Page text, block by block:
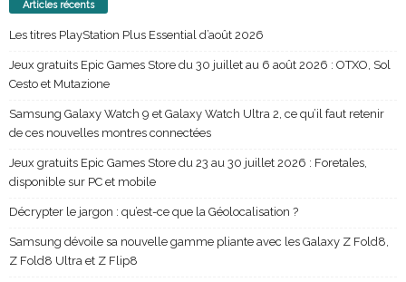
Articles récents
Les titres PlayStation Plus Essential d’août 2026
Jeux gratuits Epic Games Store du 30 juillet au 6 août 2026 : OTXO, Sol
Cesto et Mutazione
Samsung Galaxy Watch 9 et Galaxy Watch Ultra 2, ce qu’il faut retenir
de ces nouvelles montres connectées
Jeux gratuits Epic Games Store du 23 au 30 juillet 2026 : Foretales,
disponible sur PC et mobile
Décrypter le jargon : qu’est-ce que la Géolocalisation ?
Samsung dévoile sa nouvelle gamme pliante avec les Galaxy Z Fold8,
Z Fold8 Ultra et Z Flip8